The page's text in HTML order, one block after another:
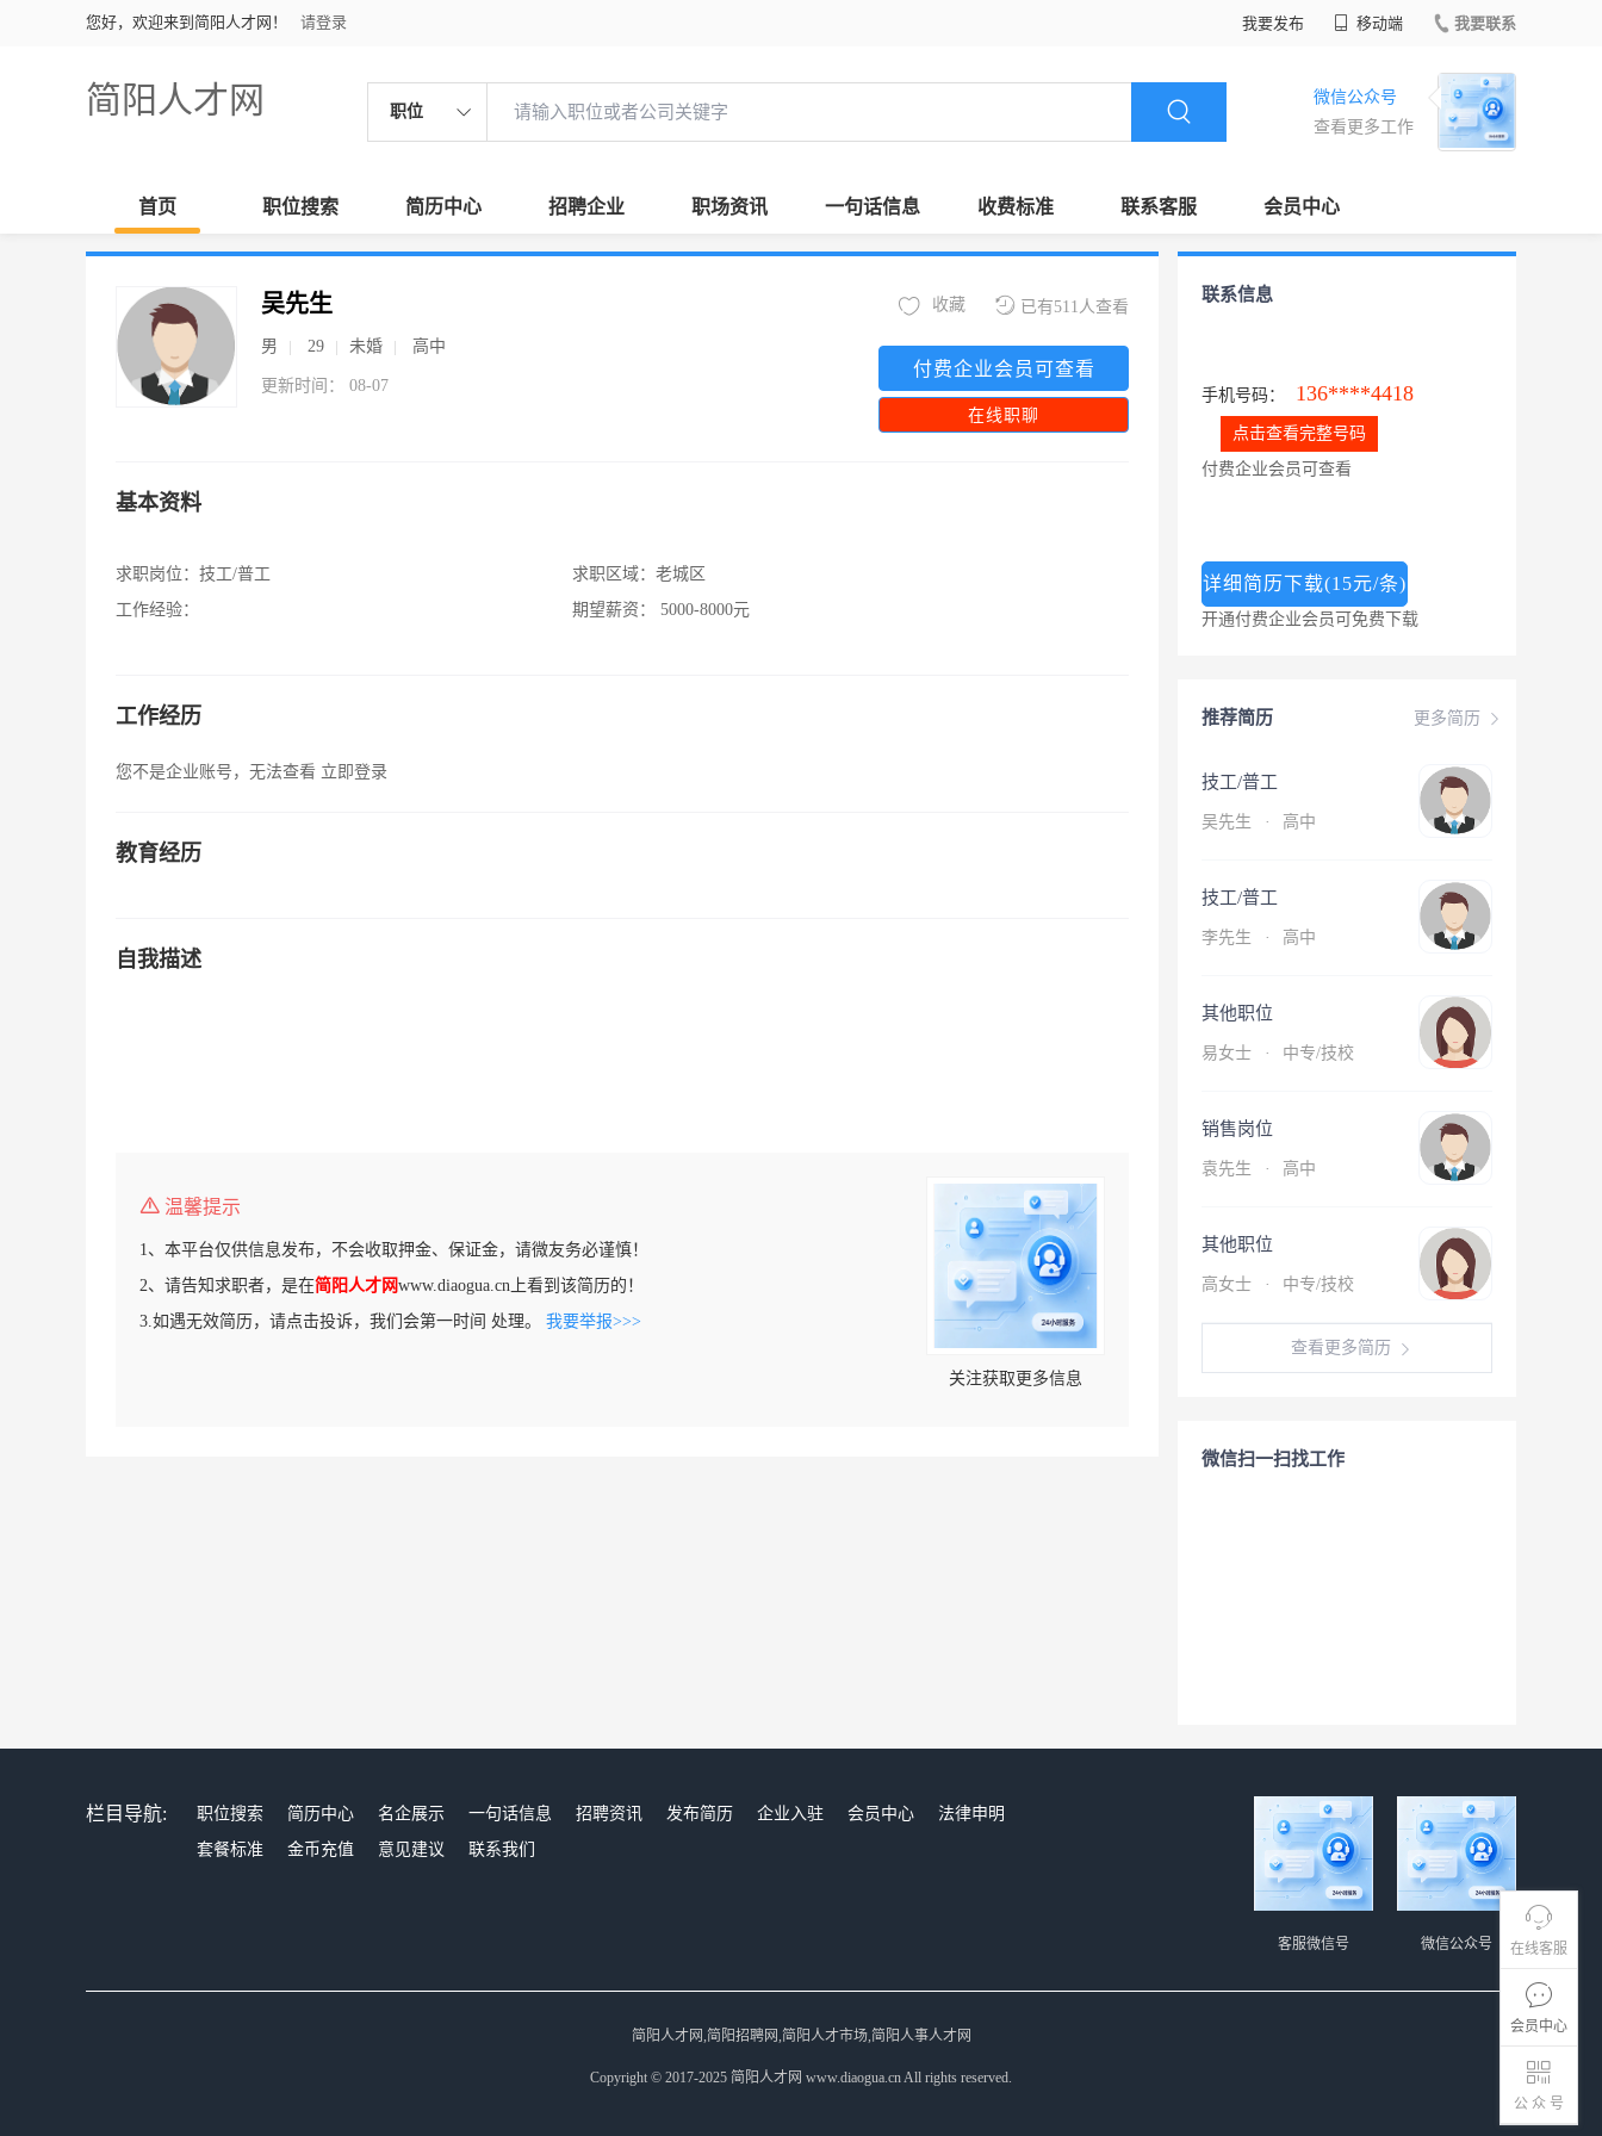
您好，欢迎来到简阳人才网！ 请登录 我要发布 移动端 我要联系
简阳人才网 职位
微信公众号
查看更多工作
首页 职位搜索 简历中心 招聘企业 职场资讯 一句话信息 收费标准 联系客服 会员中心
在线客服
会员中心
公 众 号
吴先生
男 29 未婚 高中
更新时间： 08-07
已有511人查看
收藏
付费企业会员可查看
在线职聊
基本资料
求职岗位： 技工/普工
工作经验：
求职区域： 老城区
期望薪资：
5000-8000元
工作经历
您不是企业账号，无法查看 立即登录
教育经历
自我描述
温馨提示
1、本平台仅供信息发布，不会收取押金、保证金，请微友务必谨慎！
2、请告知求职者，是在简阳人才网www.diaogua.cn上看到该简历的！
3.如遇无效简历，请点击投诉，我们会第一时间 处理。 我要举报>>>
关注获取更多信息
联系信息
手机号码： 136****4418
点击查看完整号码
付费企业会员可查看
详细简历下载(15元/条)
开通付费企业会员可免费下载
更多简历
推荐简历
技工/普工
吴先生 · 高中
技工/普工
李先生 · 高中
其他职位
易女士 · 中专/技校
销售岗位
袁先生 · 高中
其他职位
高女士 · 中专/技校
查看更多简历
微信扫一扫找工作
栏目导航: 职位搜索 简历中心 名企展示 一句话信息 招聘资讯 发布简历 企业入驻 会员中心
法律申明
套餐标准
金币充值 意见建议 联系我们
微信公众号
客服微信号
简阳人才网,简阳招聘网,简阳人才市场,简阳人事人才网
Copyright © 2017-2025 简阳人才网 www.diaogua.cn All rights reserved.